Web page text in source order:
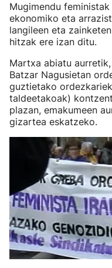
Mugimendu
ekonomiko eta
langileen eta
hitzak ere izan ditu.
Martxa abiatu
Batzar Nagusietan
guztietako
taldeetakoak)
plazan, emakumeen
gizartea eskatzeko.